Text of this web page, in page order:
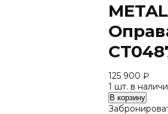
125 900₽
1 шт. в
Количество
METAL
В корзину